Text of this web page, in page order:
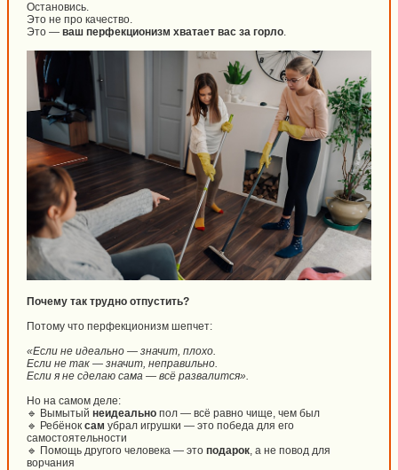
Остановись.
Это не про качество.
Это — ваш перфекционизм хватает вас за горло.
Почему так трудно отпустить?
Потому что перфекционизм шепчет:
«Если не идеально — значит, плохо.
Если не так — значит, неправильно.
Если я не сделаю сама — всё развалится».
Но на самом деле:
🔹 Вымытый неидеально пол — всё равно чище, чем был
🔹 Ребёнок сам убрал игрушки — это победа для его
самостоятельности
🔹 Помощь другого человека — это подарок , а не повод для
ворчания